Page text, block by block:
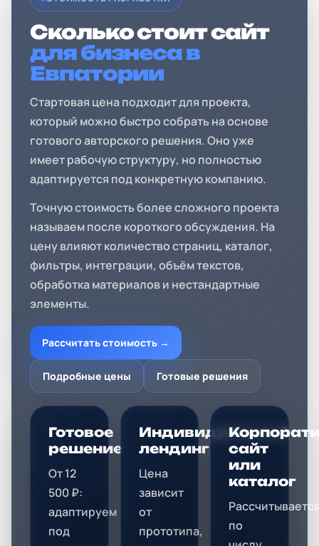
Сколько стоит сайт
для бизнеса в
Евпатории
Стартовая цена подходит для проекта,
который можно быстро собрать на основе
готового авторского решения. Оно уже
имеет рабочую структуру, но полностью
адаптируется под конкретную компанию.
Точную стоимость более сложного проекта
называем после короткого обсуждения. На
цену влияют количество страниц, каталог,
фильтры, интеграции, объём текстов,
обработка материалов и нестандартные
элементы.
Рассчитать стоимость →
Подробные цены Готовые решения
Готовое
решение
От 12
500 ₽:
адаптируем
под
Индивидуальный
лендинг
Цена
зависит
от
прототипа,
сайт
или
каталог
по